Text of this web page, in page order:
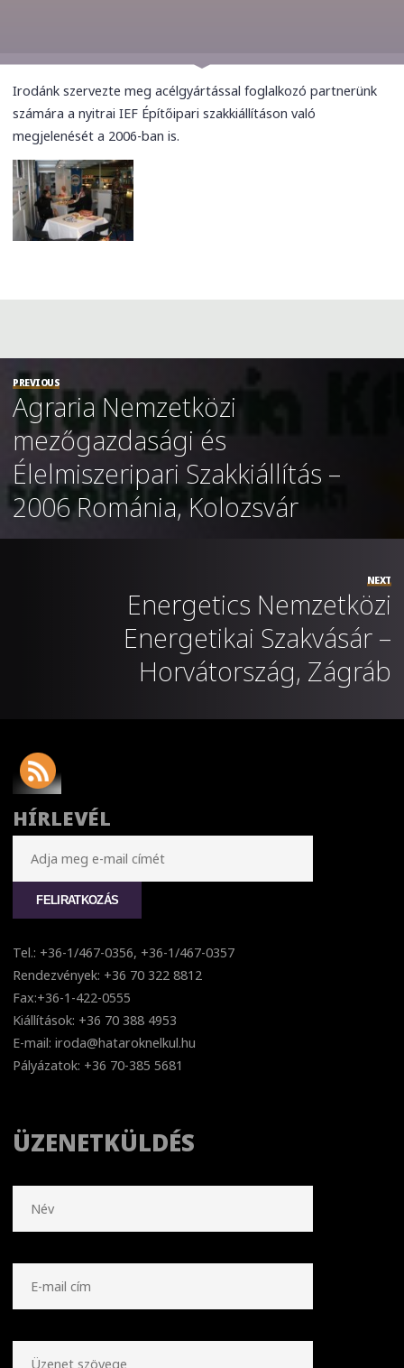
Irodánk szervezte meg acélgyártással foglalkozó partnerünk
számára a nyitrai IEF Építőipari szakkiállításon való
megjelenését a 2006-ban is.
PREVIOUS
Agraria Nemzetközi
mezőgazdasági és
Élelmiszeripari Szakkiállítás –
2006 Románia, Kolozsvár
NEXT
Energetics Nemzetközi
Energetikai Szakvásár –
Horvátország, Zágráb
HÍRLEVÉL
Tel.: +36-1/467-0356, +36-1/467-0357
Rendezvények: +36 70 322 8812
Fax:+36-1-422-0555
Kiállítások: +36 70 388 4953
E-mail: iroda@hataroknelkul.hu
Pályázatok: +36 70-385 5681
ÜZENETKÜLDÉS